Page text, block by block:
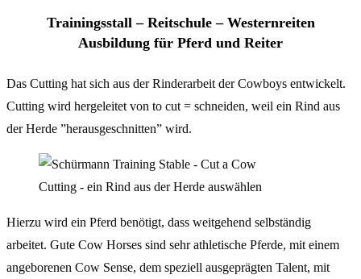
Trainingsstall – Reitschule – Westernreiten
Ausbildung für Pferd und Reiter
Das Cutting hat sich aus der Rinderarbeit der Cowboys entwickelt.
Cutting wird hergeleitet von to cut = schneiden, weil ein Rind aus
der Herde ”herausgeschnitten” wird.
Cutting - ein Rind aus der Herde auswählen
Hierzu wird ein Pferd benötigt, dass weitgehend selbständig
arbeitet. Gute Cow Horses sind sehr athletische Pferde, mit einem
angeborenen Cow Sense, dem speziell ausgeprägten Talent, mit